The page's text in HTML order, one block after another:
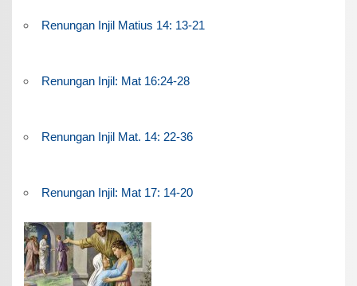
Renungan Injil Matius 14: 13-21
Renungan Injil: Mat 16:24-28
Renungan Injil Mat. 14: 22-36
Renungan Injil: Mat 17: 14-20